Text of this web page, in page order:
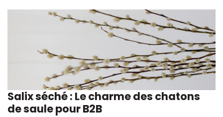
Salix séché : Le charme des chatons
de saule pour B2B